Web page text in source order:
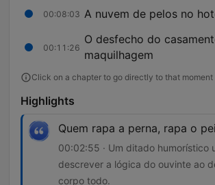
00:08:03 A nuvem de pelos no
00:11:26
O desfecho do
maquilhagem
Click on a chapter to go directly to that moment
Highlights
Quem rapa a perna, rapa o
00:02:55 · Um ditado humorístico
descrever a lógica do ouvinte ao
corpo todo.